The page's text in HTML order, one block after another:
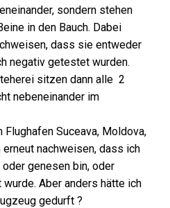
sondern stehen
in den Bauch. Dabei
dass sie entweder
negativ getestet wurden.
sitzen dann alle 2
nebeneinander im
Flughafen Suceava, Moldova,
erneut nachweisen, dass ich
genesen bin, oder
Aber anders hätte ich
gedurft ?